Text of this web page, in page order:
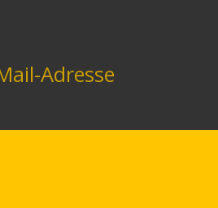
Adresse